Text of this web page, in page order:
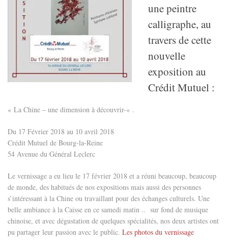
une peintre
calligraphe, au
travers de cette
nouvelle
exposition au
Crédit Mutuel :
« La Chine – une dimension à découvrir-« .
Du 17 Février 2018 au 10 avril 2018
Crédit Mutuel de Bourg-la-Reine
54 Avenue du Général Leclerc
Le vernissage a eu lieu le 17 février 2018 et a réuni beaucoup, beaucoup
de monde, des habitués de nos expositions mais aussi des personnes
s’intéressant à la Chine ou travaillant pour des échanges culturels. Une
belle ambiance à la Caisse en ce samedi matin .. sur fond de musique
chinoise, et avec dégustation de quelques spécialités, nos deux artistes ont
pu partager leur passion avec le public. Les photos du vernissage